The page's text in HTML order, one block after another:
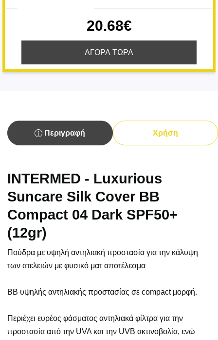
20.68€
ΑΓΟΡΑ ΤΩΡΑ
Περιγραφή Χρήση
INTERMED - Luxurious
Suncare Silk Cover BB
Compact 04 Dark SPF50+
(12gr)
Πούδρα με υψηλή αντηλιακή προστασία για την κάλυψη
των ατελειών με φυσικό ματ αποτέλεσμα
BB υψηλής αντηλιακής προστασίας σε compact μορφή.
Περιέχει ευρέος φάσματος αντηλιακά φίλτρα για την
προστασία από την UVA και την UVB ακτινοβολία, ενώ